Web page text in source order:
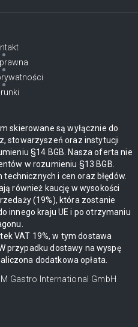
skierowane są wyłącznie do
stowarzyszeń oraz instytucji
§14 BGB. Nasza oferta nie
w rozumieniu §13 BGB.
i cen oraz błędów.
również kaucję w wysokości
(19%), która zostanie
innego kraju UE i po otrzymaniu
VAT 19%, w tym dostawa
przypadku dostawy na wyspę
dodatkowa opłata.
Gastro International GmbH